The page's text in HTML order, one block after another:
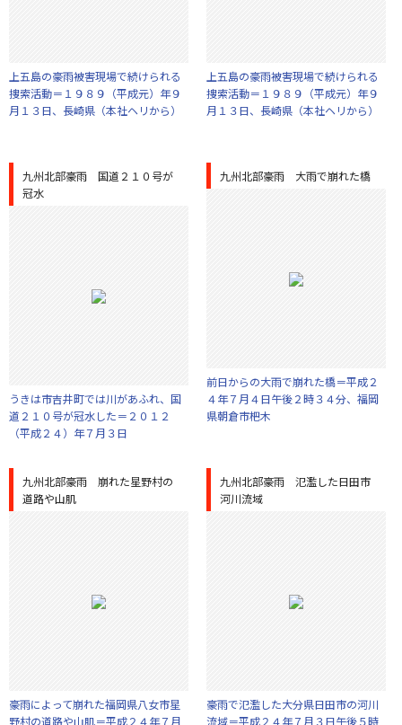
上五島の豪雨被害現場で続けられる
捜索活動＝１９８９（平成元）年９
月１３日、長崎県（本社ヘリから）
上五島の豪雨被害現場で続けられる
捜索活動＝１９８９（平成元）年９
月１３日、長崎県（本社ヘリから）
九州北部豪雨 国道２１０号が
冠水
うきは市吉井町では川があふれ、国
道２１０号が冠水した＝２０１２
（平成２４）年７月３日
九州北部豪雨 大雨で崩れた橋
前日からの大雨で崩れた橋＝平成２
４年７月４日午後２時３４分、福岡
県朝倉市杷木
九州北部豪雨 崩れた星野村の
道路や山肌
豪雨によって崩れた福岡県八女市星
野村の道路や山肌＝平成２４年７月
九州北部豪雨 氾濫した日田市
河川流域
豪雨で氾濫した大分県日田市の河川
流域＝平成２４年７月３日午後５時